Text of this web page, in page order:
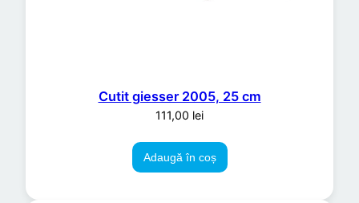
Cutit giesser 2005, 25 cm
111,00 lei
Adaugă în coș